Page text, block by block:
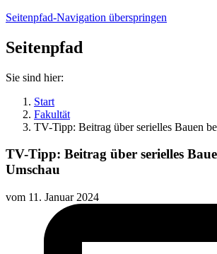
Seitenpfad-Navigation überspringen
Seitenpfad
Sie sind hier:
Start
Fakultät
TV-Tipp: Beitrag über serielles Bauen
TV-Tipp: Beitrag über serielles
Umschau
vom 11. Januar 2024